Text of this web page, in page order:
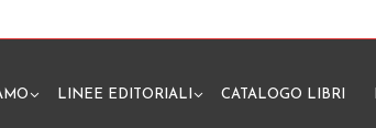
LINEE EDITORIALI CATALOGO LIBRI